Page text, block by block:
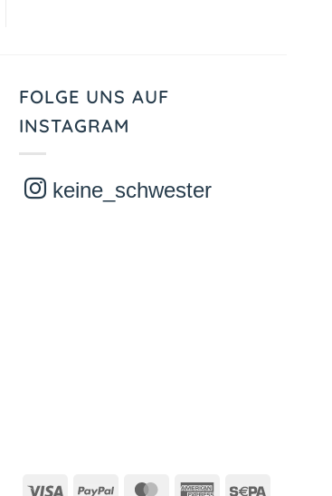
FOLGE UNS AUF
INSTAGRAM
keine_schwester
Visa PayPal MasterCard
American